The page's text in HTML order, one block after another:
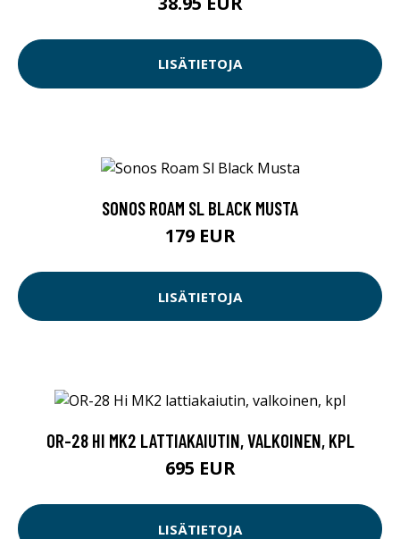
LISÄTIETOJA
SONOS ROAM SL BLACK MUSTA
179 EUR
LISÄTIETOJA
OR-28 HI MK2 LATTIAKAIUTIN, VALKOINEN, KPL
695 EUR
LISÄTIETOJA